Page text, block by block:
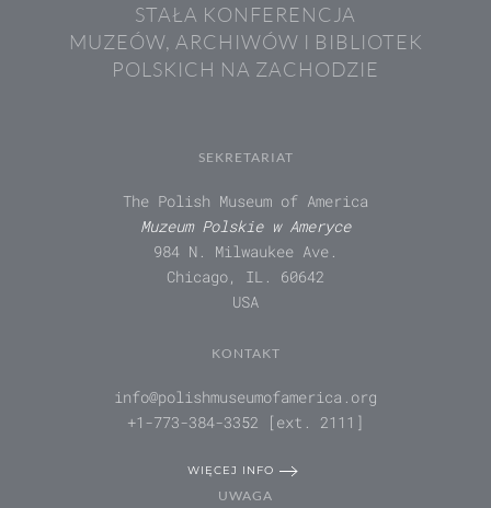
STAŁA KONFERENCJA
MUZEÓW, ARCHIWÓW I BIBLIOTEK
POLSKICH NA ZACHODZIE
SEKRETARIAT
The Polish Museum of America
Muzeum Polskie w Ameryce
984 N. Milwaukee Ave.
Chicago, IL. 60642
USA
KONTAKT
info@polishmuseumofamerica.org
+1-773-384-3352 [ext. 2111]
WIĘCEJ INFO
UWAGA